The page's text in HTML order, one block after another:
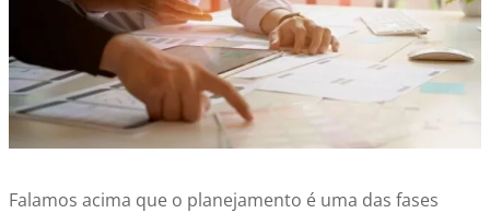
Falamos acima que o planejamento é uma das fases